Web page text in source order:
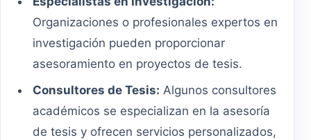
Organizaciones o profesionales expertos en
investigación pueden proporcionar
asesoramiento en proyectos de tesis.
Consultores de Tesis: Algunos consultores
académicos se especializan en la asesoría
de tesis y ofrecen servicios personalizados,